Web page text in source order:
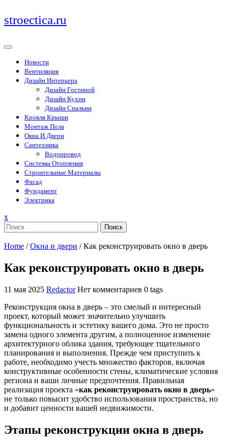
Перейти
к
stroectica.ru
Новости
Вентиляция
Дизайн Интерьера
Дизайн Гостиной
Дизайн Кухни
Дизайн Спальни
Кровля Крыши
Монтаж Пола
Окна И Двери
Сантехника
Водопровод
Системы Отопления
Строительные Материалы
Фасад
Фундамент
Электрика
xЗакрыть
меню
Поиск
Home /Окна и двери /Как реконструировать окно в дверь
Как реконструировать окно в дверь
11 мая 2025 Redactor Нет комментариев 0 tags
Реконструкция окна в дверь – это смелый и интересный
проект, который может значительно улучшить
функциональность и эстетику вашего дома. Это не просто
замена одного элемента другим, а полноценное изменение
архитектурного облика здания, требующее тщательного
планирования и выполнения. Прежде чем приступить к
работе, необходимо учесть множество факторов, включая
конструктивные особенности стены, климатические условия
региона и ваши личные предпочтения. Правильная
реализация проекта «как реконструировать окно в дверь»
не только повысит удобство использования пространства, но
и добавит ценности вашей недвижимости.
Этапы реконструкции окна в дверь